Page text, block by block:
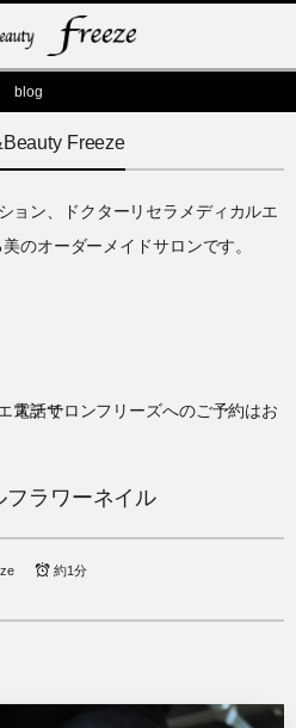
blog
Freeze
ョン、ドクターリセラメディカルエ
のオーダーメイドサロンです。
フラワーネイル
約1分